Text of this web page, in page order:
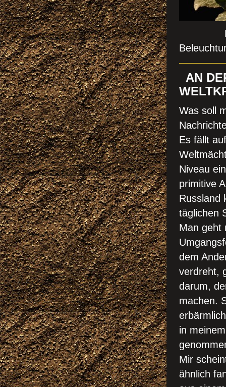
Bilder
AN
Was soll
Es fällt
Niveau
primitive
Russland
täglichen
Man geht
dem
verdreht,
darum,
machen.
in
Mir
ähnlich